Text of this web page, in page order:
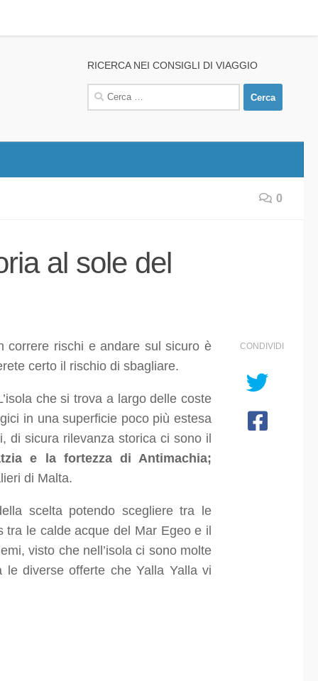
RICERCA NEI CONSIGLI DI VIAGGIO
Ricerca
per:
0
al sole del
correre rischi e andare sul sicuro è
certo il rischio di sbagliare.
che si trova a largo delle coste
in una superficie poco più estesa
di sicura rilevanza storica ci sono il
e la fortezza di Antimachia;
di Malta.
scelta potendo scegliere tra le
tra le calde acque del Mar Egeo e il
visto che nell’isola ci sono molte
diverse offerte che Yalla Yalla vi
CONDIVIDI